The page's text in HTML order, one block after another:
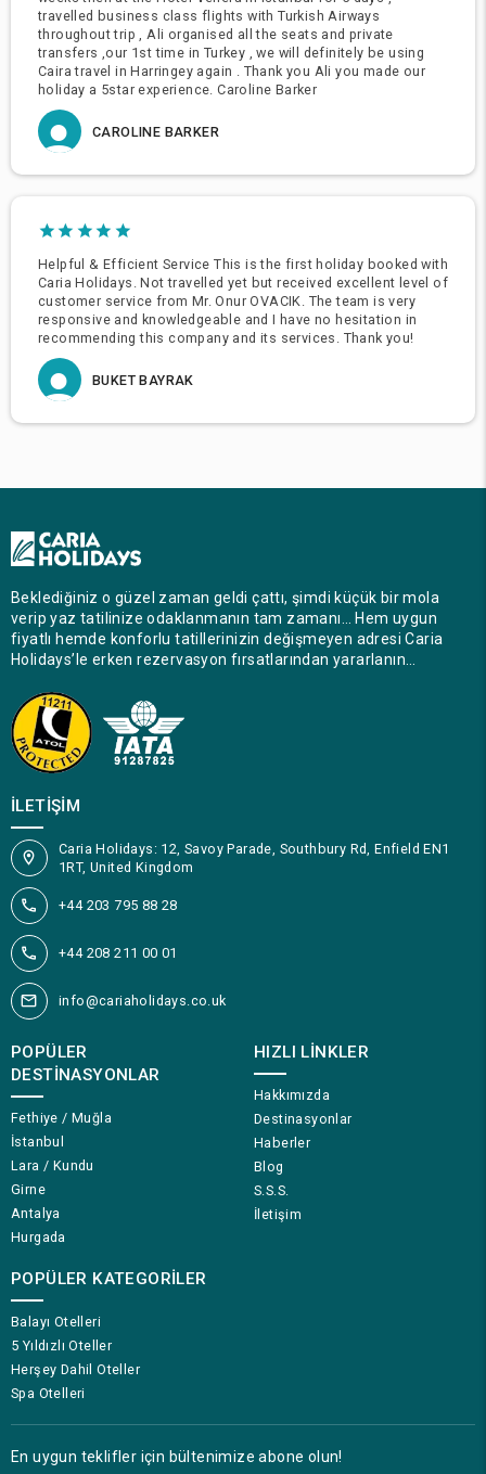
travelled business class flights with Turkish Airways
throughout trip , Ali organised all the seats and private
transfers ,our 1st time in Turkey , we will definitely be using
Caira travel in Harringey again . Thank you Ali you made our
holiday a 5star experience. Caroline Barker
CAROLINE BARKER
Helpful & Efficient Service This is the first holiday booked with
Caria Holidays. Not travelled yet but received excellent level of
customer service from Mr. Onur OVACIK. The team is very
responsive and knowledgeable and I have no hesitation in
recommending this company and its services. Thank you!
BUKET BAYRAK
Beklediğiniz o güzel zaman geldi çattı, şimdi küçük bir mola
verip yaz tatilinize odaklanmanın tam zamanı… Hem uygun
fiyatlı hemde konforlu tatillerinizin değişmeyen adresi Caria
Holidays’le erken rezervasyon fırsatlarından yararlanın…
İLETIŞIM
Caria Holidays: 12, Savoy Parade, Southbury Rd, Enfield EN1
1RT, United Kingdom
+44 203 795 88 28
+44 208 211 00 01
info@cariaholidays.co.uk
POPÜLER
DESTINASYONLAR
Fethiye / Muğla
İstanbul
Lara / Kundu
Girne
Antalya
Hurgada
POPÜLER KATEGORILER
Balayı Otelleri
5 Yıldızlı Oteller
Herşey Dahil Oteller
Spa Otelleri
HIZLI LINKLER
Hakkımızda
Destinasyonlar
Haberler
Blog
S.S.S.
İletişim
En uygun teklifler için bültenimize abone olun!